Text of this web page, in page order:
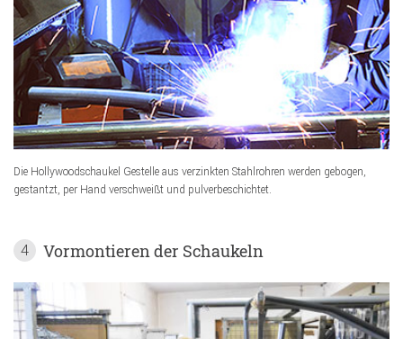
Die Hollywoodschaukel Gestelle aus verzinkten Stahlrohren werden gebogen,
gestantzt, per Hand verschweißt und pulverbeschichtet.
4 Vormontieren der Schaukeln